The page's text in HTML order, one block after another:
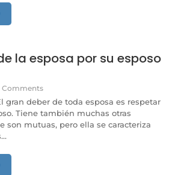
la esposa por su esposo
Comments
gran deber de toda esposa es respetar
Tiene también muchas otras
son mutuas, pero ella se caracteriza